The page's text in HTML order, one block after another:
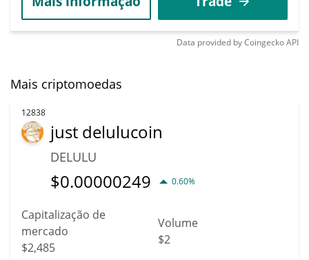
Data provided byCoingeckoAPI
Mais criptomoedas
12838
just delulucoin
DELULU
$0.00000249 0.60%
Capitalização de
mercado
$2,485
Volume
$2